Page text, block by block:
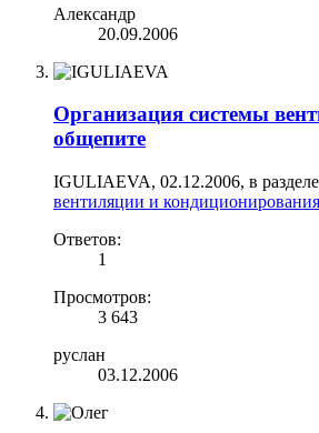
Александр
20.09.2006
Организация системы
общепите
IGULIAEVA, 02.12.2006, в
вентиляции и кондиционирования
Ответов:
1
Просмотров:
3 643
руслан
03.12.2006